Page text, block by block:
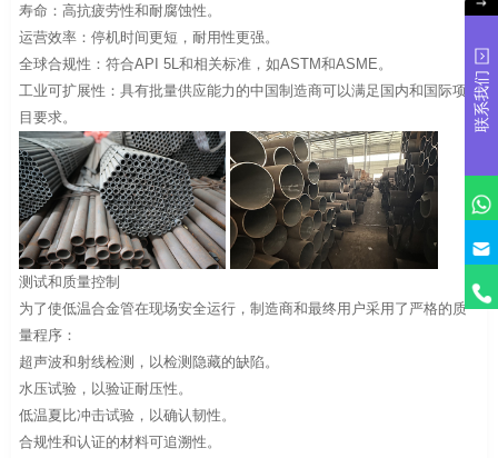
寿命：高抗疲劳性和耐腐蚀性。
运营效率：停机时间更短，耐用性更强。
全球合规性：符合API 5L和相关标准，如ASTM和ASME。
工业可扩展性：具有批量供应能力的中国制造商可以满足国内和国际项
目要求。
测试和质量控制
为了使低温合金管在现场安全运行，制造商和最终用户采用了严格的质
量程序：
超声波和射线检测，以检测隐藏的缺陷。
水压试验，以验证耐压性。
低温夏比冲击试验，以确认韧性。
合规性和认证的材料可追溯性。
联系我们